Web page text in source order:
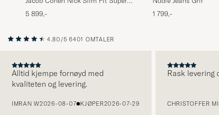
Stretch Jeans Light Vintage
5 899,-
Indigo Myth
1 799,-
4.80/5 6401 OMTALER
Alltid kjempe fornøyd med
kvaliteten og levering.
IMRAN W2026-08-07 KJØPER2026-07-29
Rask levering
CHRISTOFFER